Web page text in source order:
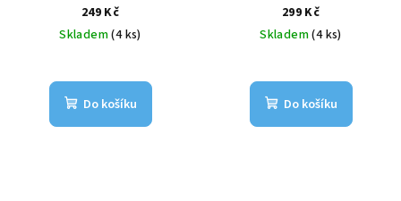
249 Kč
Skladem(4 ks)
Do košíku
299 Kč
Skladem(4 ks)
Do košíku